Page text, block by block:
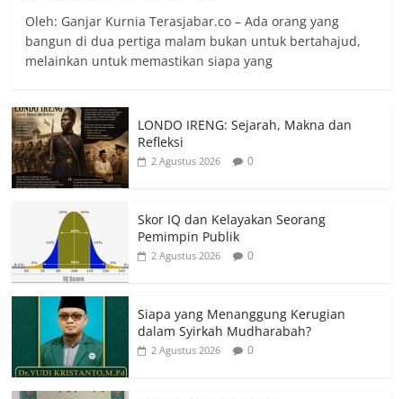
Oleh: Ganjar Kurnia Terasjabar.co – Ada orang yang
bangun di dua pertiga malam bukan untuk bertahajud,
melainkan untuk memastikan siapa yang
LONDO IRENG: Sejarah, Makna dan
Refleksi
2 Agustus 2026 0
Skor IQ dan Kelayakan Seorang
Pemimpin Publik
2 Agustus 2026 0
Siapa yang Menanggung Kerugian
dalam Syirkah Mudharabah?
2 Agustus 2026 0